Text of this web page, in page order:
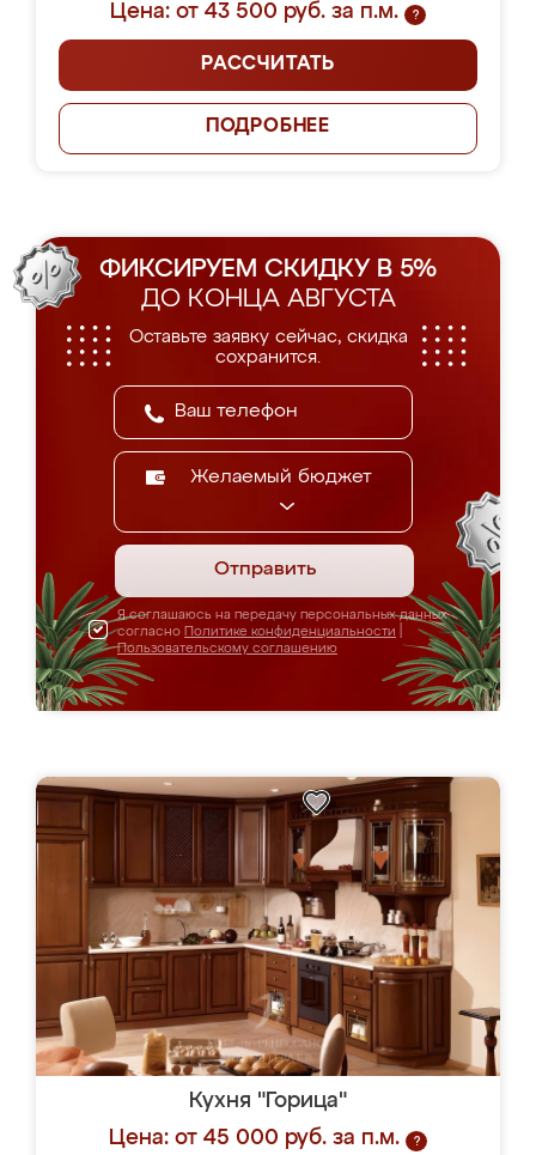
Цена: от 43 500 руб. за п.м.
?
РАССЧИТАТЬ
ПОДРОБНЕЕ
ФИКСИРУЕМ СКИДКУ В 5%
ДО КОНЦА АВГУСТА
Оставьте заявку сейчас, скидка
сохранится.
Желаемый бюджет
Отправить
Я соглашаюсь на передачу персональных данных
согласно Политике конфиденциальности
Пользовательскому соглашению
Кухня "Горица"
Цена: от 45 000 руб. за п.м.
?